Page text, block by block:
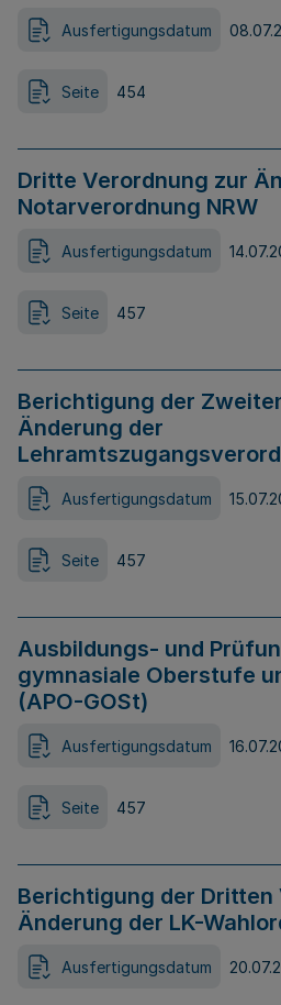
Ausfertigungsdatum
Seite 454
Dritte Verordnung zur
Notarverordnung NRW
Ausfertigungsdatum
Seite 457
Berichtigung der
Änderung der
Ausfertigungsdatum
Seite 457
Ausbildungs- und
gymnasiale Oberstufe
(APO-GOSt)
Ausfertigungsdatum
Seite 457
Berichtigung der Dritten
Änderung der LK-
Ausfertigungsdatum